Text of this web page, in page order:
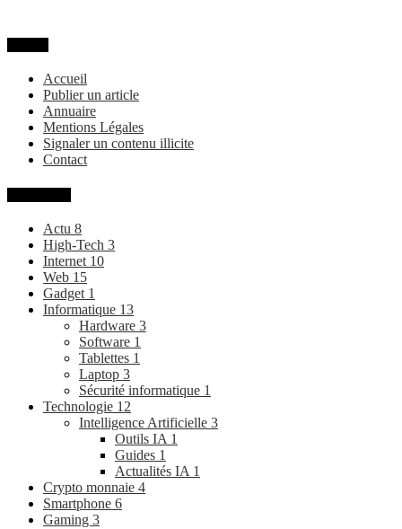
Accueil
Publier un article
Annuaire
Mentions Légales
Signaler un contenu illicite
Contact
Actu 8
High-Tech 3
Internet 10
Web 15
Gadget 1
Informatique 13
Hardware 3
Software 1
Tablettes 1
Laptop 3
Sécurité informatique 1
Technologie 12
Intelligence Artificielle 3
Outils IA 1
Guides 1
Actualités IA 1
Crypto monnaie 4
Smartphone 6
Gaming 3